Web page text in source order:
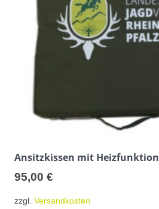
Ansitzkissen mit Heizfunktion
95,00 €
zzgl. Versandkosten